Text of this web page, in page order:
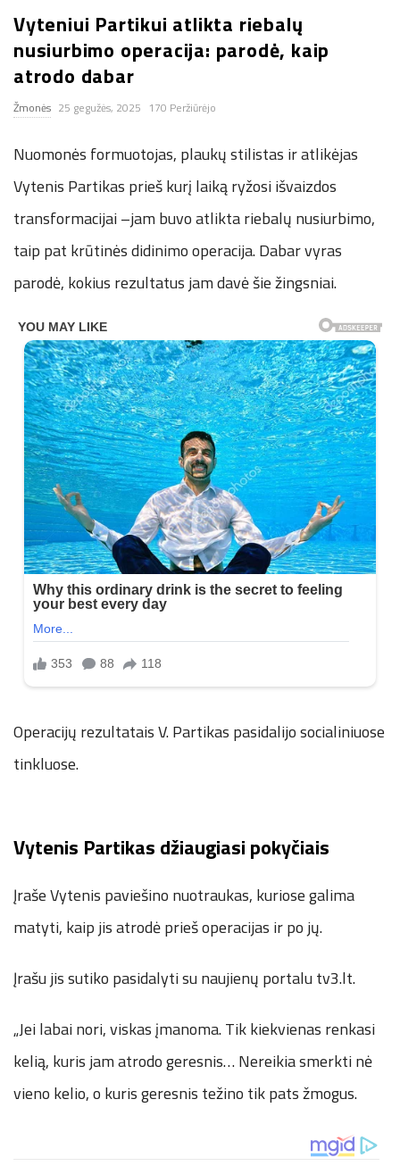
n
.
n
e
t
Vyteniui Partikui atlikta riebalų
nusiurbimo operacija: parodė, kaip
atrodo dabar
Žmonės 25 gegužės, 2025 170 Peržiūrėjo
Nuomonės formuotojas, plaukų stilistas ir atlikėjas
Vytenis Partikas prieš kurį laiką ryžosi išvaizdos
transformacijai –jam buvo atlikta riebalų nusiurbimo,
taip pat krūtinės didinimo operacija. Dabar vyras
parodė, kokius rezultatus jam davė šie žingsniai.
Operacijų rezultatais V. Partikas pasidalijo socialiniuose
tinkluose.
Vytenis Partikas džiaugiasi pokyčiais
Įraše Vytenis paviešino nuotraukas, kuriose galima
matyti, kaip jis atrodė prieš operacijas ir po jų.
Įrašu jis sutiko pasidalyti su naujienų portalu tv3.lt.
„Jei labai nori, viskas įmanoma. Tik kiekvienas renkasi
kelią, kuris jam atrodo geresnis… Nereikia smerkti nė
vieno kelio, o kuris geresnis težino tik pats žmogus.